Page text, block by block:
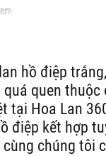
hồ điệp
quá quen
tại Hoa Lan
điệp kết hợp
cùng chúng tôi